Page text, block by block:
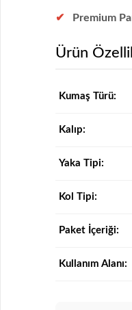
Premium
Ürün
Kumaş Türü:
Kalıp:
Yaka Tipi:
Kol Tipi:
Paket İçeriği:
Kullanım Alanı: